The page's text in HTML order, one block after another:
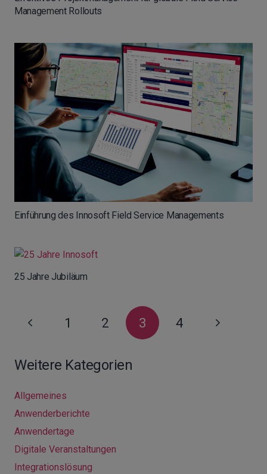
Management Rollouts
Einführung des Innosoft Field Service Managements
25 Jahre Jubiläum
1 2 3 4
Weitere Kategorien
Allgemeines
Anwenderberichte
Anwendertage
Digitale Veranstaltungen
Integrationslösung